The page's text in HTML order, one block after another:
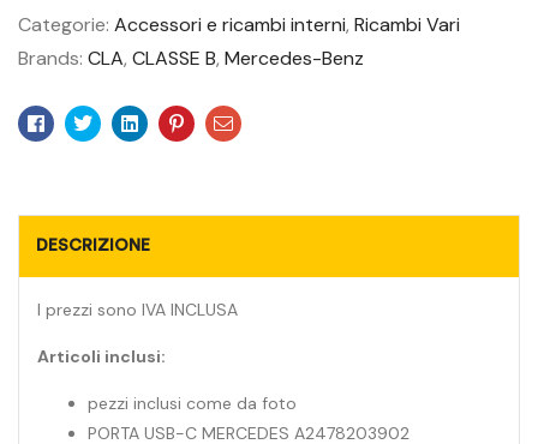
Categorie: Accessori e ricambi interni, Ricambi Vari
Brands: CLA, CLASSE B, Mercedes-Benz
Facebook
TwitterLinkedinPinterest
Email
DESCRIZIONE
I prezzi sono IVA INCLUSA
Articoli inclusi:
pezzi inclusi come da foto
PORTA USB-C MERCEDES A2478203902